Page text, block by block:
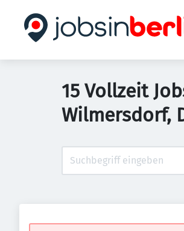
15 Vollzeit
Wilmersdorf,